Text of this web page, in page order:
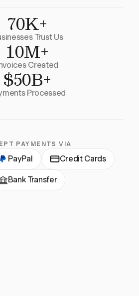
70K+
Trust Us
10M+
Created
$50B+
Processed
PAYMENTS VIA
PayPal Credit Cards
Bank Transfer